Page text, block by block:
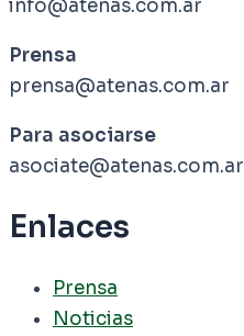
info@atenas.com.ar
Prensa
prensa@atenas.com.ar
Para asociarse
asociate@atenas.com.ar
Enlaces
Prensa
Noticias